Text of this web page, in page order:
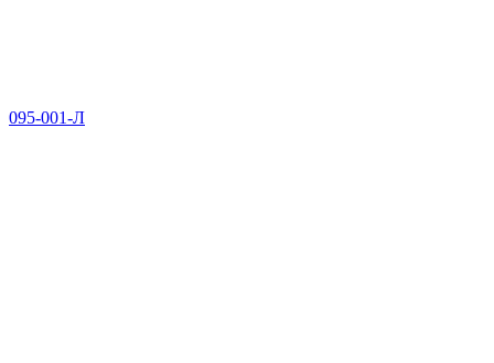
095-001-Л